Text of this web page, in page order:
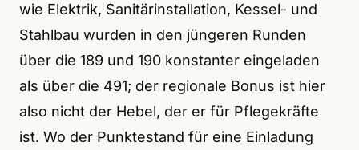
wie Elektrik, Sanitärinstallation, Kessel- und
Stahlbau wurden in den jüngeren Runden
über die 189 und 190 konstanter eingeladen
als über die 491; der regionale Bonus ist hier
also nicht der Hebel, der er für Pflegekräfte
ist. Wo der Punktestand für eine Einladung